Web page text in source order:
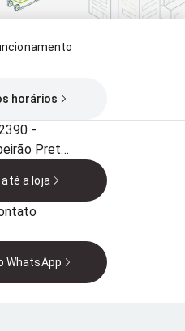
horários
-
Preto
a loja
WhatsApp